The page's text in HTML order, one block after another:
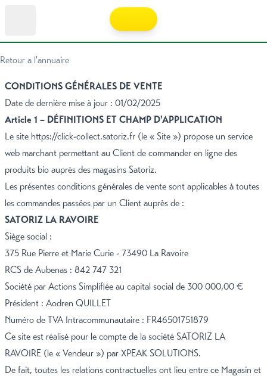
Retour a l'annuaire
CONDITIONS GÉNÉRALES DE VENTE
Date de dernière mise à jour : 01/02/2025
Article 1 – DÉFINITIONS ET CHAMP D'APPLICATION
Le site https://click-collect.satoriz.fr (le « Site ») propose un service
web marchant permettant au Client de commander en ligne des
produits bio auprès des magasins Satoriz.
Les présentes conditions générales de vente sont applicables à toutes
les commandes passées par un Client auprès de :
SATORIZ LA RAVOIRE
Siège social :
375 Rue Pierre et Marie Curie - 73490 La Ravoire
RCS de Aubenas : 842 747 321
Société par Actions Simplifiée au capital social de 300 000,00 €
Président : Aodren QUILLET
Numéro de TVA Intracommunautaire : FR46501751879
Ce site est réalisé pour le compte de la société SATORIZ LA
RAVOIRE (le « Vendeur ») par XPEAK SOLUTIONS.
De fait, toutes les relations contractuelles ont lieu entre ce Magasin et